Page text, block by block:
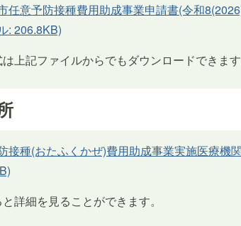
任意予防接種費用助成事業申請書(令和
: 206.8KB)
上記ファイルからでもダウンロードできます
接種(おたふくかぜ)費用助成事業実施医療機
詳細を見ることができます。